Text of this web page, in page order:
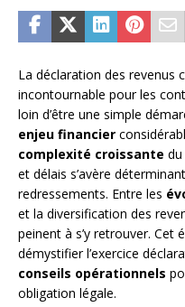
La déclaration des revenus
incontournable pour les
loin d’être une simple
enjeu financier
complexité croissante
et délais s’avère
redressements. Entre les
et la diversification des
peinent à s’y retrouver. Cet
démystifier l’exercice
conseils opérationnels
obligation légale.